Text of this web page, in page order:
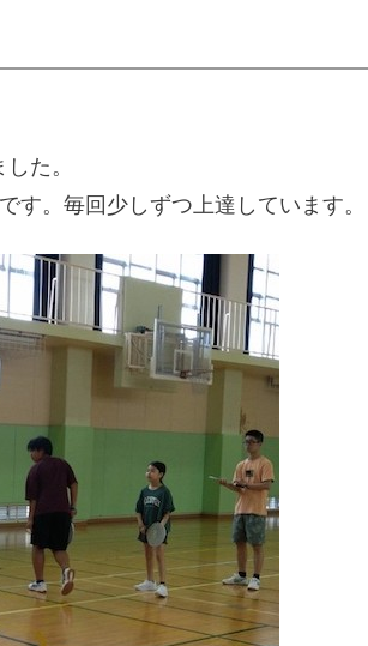
た。
す。毎回少しずつ上達しています。